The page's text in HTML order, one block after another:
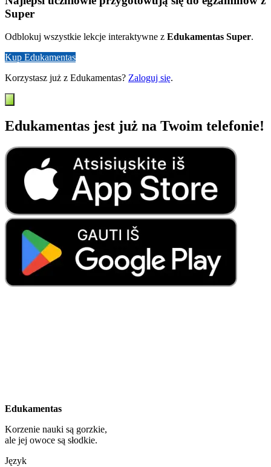
Super
Odblokuj wszystkie lekcje interaktywne z Edukamentas Super.
Kup Edukamentas
Korzystasz już z Edukamentas? Zaloguj się.
Edukamentas jest już na Twoim telefonie!
Edukamentas
Korzenie nauki są gorzkie,
ale jej owoce są słodkie.
Język